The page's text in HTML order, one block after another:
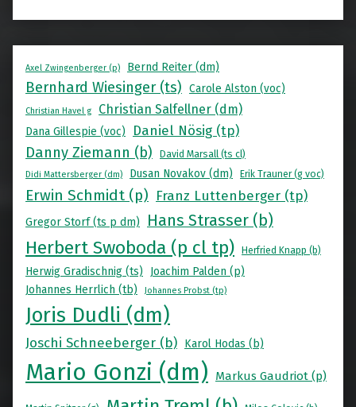
Axel Zwingenberger (p) Bernd Reiter (dm)
Bernhard Wiesinger (ts) Carole Alston (voc)
Christian Havel g Christian Salfellner (dm)
Dana Gillespie (voc) Daniel Nösig (tp)
Danny Ziemann (b) David Marsall (ts cl)
Didi Mattersberger (dm) Dusan Novakov (dm) Erik Trauner (g voc)
Erwin Schmidt (p) Franz Luttenberger (tp)
Gregor Storf (ts p dm) Hans Strasser (b)
Herbert Swoboda (p cl tp) Herfried Knapp (b)
Herwig Gradischnig (ts)
Joachim Palden (p)
Johannes Herrlich (tb)
Johannes Probst (tp)
Joris Dudli (dm)
Joschi Schneeberger (b) Karol Hodas (b)
Mario Gonzi (dm) Markus Gaudriot (p)